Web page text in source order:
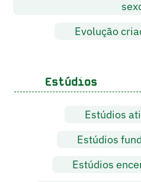
Evolução
Estúdios
Estúdios
Estúdios
Estúdios